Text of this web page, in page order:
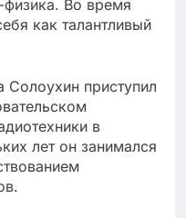
Во время
как талантливый
Солоухин приступил
в
лет он занимался